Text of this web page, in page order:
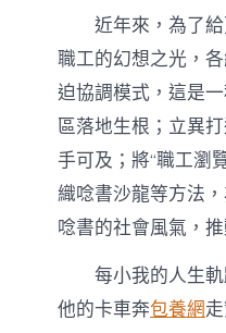
近年來，為了
職工的幻想之光，
迫協調模式，這是
區落地生根；立異
手可及；將“職工瀏
織唸書沙龍等方法
唸書的社會風氣，
每小我的人生
他的卡車奔包養網